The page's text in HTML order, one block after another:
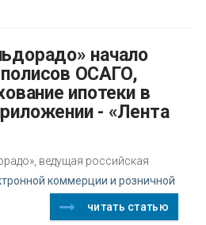
ОСАГО,
ипотеки в
- «Лента
ведущая российская
коммерции и розничной
читать статью